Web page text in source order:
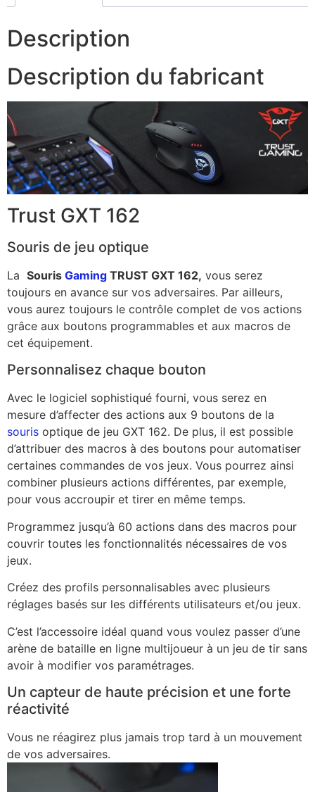
Description
Description du fabricant
Trust GXT 162
Souris de jeu optique
La Souris Gaming TRUST GXT 162, vous serez
toujours en avance sur vos adversaires. Par ailleurs,
vous aurez toujours le contrôle complet de vos actions
grâce aux boutons programmables et aux macros de
cet équipement.
Personnalisez chaque bouton
Avec le logiciel sophistiqué fourni, vous serez en
mesure d’affecter des actions aux 9 boutons de la
souris optique de jeu GXT 162. De plus, il est possible
d’attribuer des macros à des boutons pour automatiser
certaines commandes de vos jeux. Vous pourrez ainsi
combiner plusieurs actions différentes, par exemple,
pour vous accroupir et tirer en même temps.
Programmez jusqu’à 60 actions dans des macros pour
couvrir toutes les fonctionnalités nécessaires de vos
jeux.
Créez des profils personnalisables avec plusieurs
réglages basés sur les différents utilisateurs et/ou jeux.
C’est l’accessoire idéal quand vous voulez passer d’une
arène de bataille en ligne multijoueur à un jeu de tir sans
avoir à modifier vos paramétrages.
Un capteur de haute précision et une forte
réactivité
Vous ne réagirez plus jamais trop tard à un mouvement
de vos adversaires.